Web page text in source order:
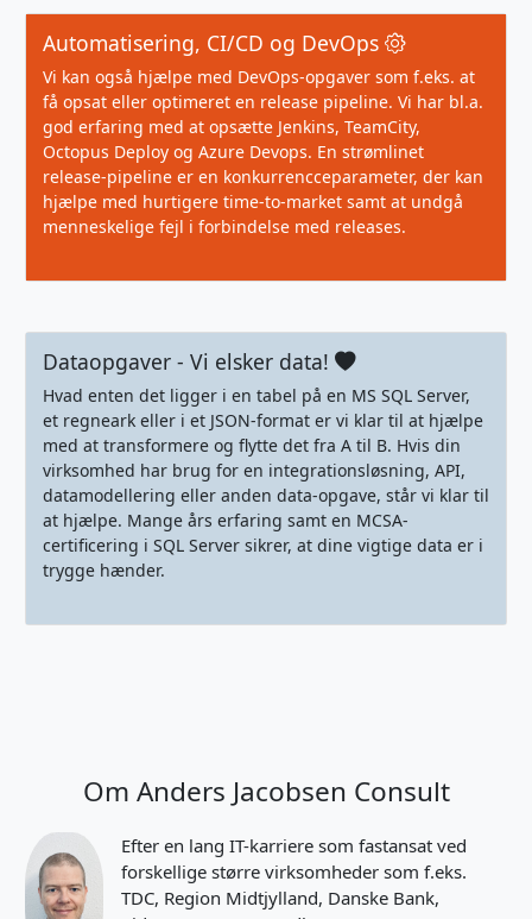
Automatisering, CI/CD og DevOps
Vi kan også hjælpe med DevOps-opgaver som f.eks. at
få opsat eller optimeret en release pipeline. Vi har bl.a.
god erfaring med at opsætte Jenkins, TeamCity,
Octopus Deploy og Azure Devops. En strømlinet
release-pipeline er en konkurrencceparameter, der kan
hjælpe med hurtigere time-to-market samt at undgå
menneskelige fejl i forbindelse med releases.
Dataopgaver - Vi elsker data!
Hvad enten det ligger i en tabel på en MS SQL Server,
et regneark eller i et JSON-format er vi klar til at hjælpe
med at transformere og flytte det fra A til B. Hvis din
virksomhed har brug for en integrationsløsning, API,
datamodellering eller anden data-opgave, står vi klar til
at hjælpe. Mange års erfaring samt en MCSA-
certificering i SQL Server sikrer, at dine vigtige data er i
trygge hænder.
Om Anders Jacobsen Consult
Efter en lang IT-karriere som fastansat ved
forskellige større virksomheder som f.eks.
TDC, Region Midtjylland, Danske Bank,